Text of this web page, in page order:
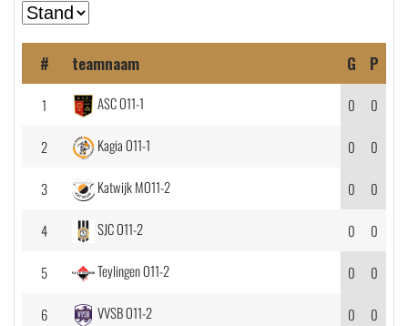
# teamnaam G P
1 ASC O11-1 0 0
2 Kagia O11-1 0 0
3 Katwijk MO11-2 0 0
4 SJC O11-2 0 0
5 Teylingen O11-2 0 0
6 VVSB O11-2 0 0